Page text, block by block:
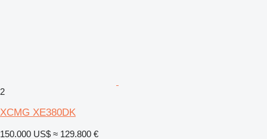
2
XCMG XE380DK
150.000 US$ ≈ 129.800 €